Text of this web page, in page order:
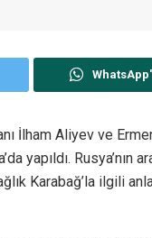
İlham Aliyev ve
yapıldı. Rusya’nın
Karabağ’la ilgili